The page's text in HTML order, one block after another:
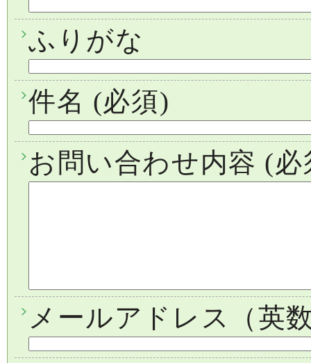
ふりがな
件名 (必須)
お問い合わせ内容 (必
メールアドレス（英